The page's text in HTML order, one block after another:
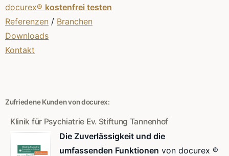
docurex® kostenfrei testen
Referenzen / Branchen
Downloads
Kontakt
Zufriedene Kunden von docurex:
Klinik für Psychiatrie Ev. Stiftung Tannenhof
Die Zuverlässigkeit und die
umfassenden Funktionen von docurex ®